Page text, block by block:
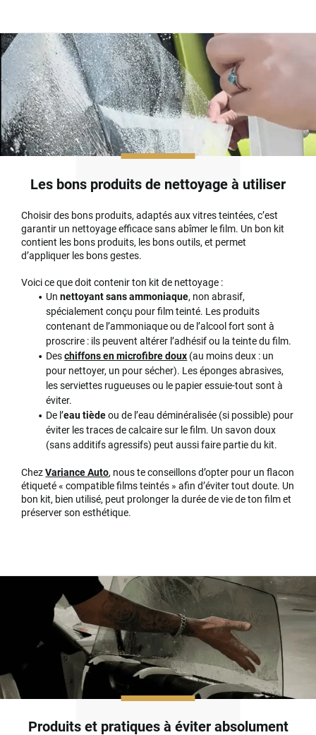
Les bons produits de nettoyage à utiliser
Choisir des bons produits, adaptés aux vitres teintées, c’est
garantir un nettoyage efficace sans abîmer le film. Un bon kit
contient les bons produits, les bons outils, et permet
d’appliquer les bons gestes.
Voici ce que doit contenir ton kit de nettoyage :
Unnettoyant sans ammoniaque, non abrasif,
spécialement conçu pour film teinté. Les produits
contenant de l’ammoniaque ou de l’alcool fort sont à
proscrire : ils peuvent altérer l’adhésif ou la teinte du film.
Deschiffons en microfibre doux (au moins deux : un
pour nettoyer, un pour sécher). Les éponges abrasives,
les serviettes rugueuses ou le papier essuie-tout sont à
éviter.
De l’eau tièdeou de l’eau déminéralisée (si possible) pour
éviter les traces de calcaire sur le film. Un savon doux
(sans additifs agressifs) peut aussi faire partie du kit.
ChezVariance Auto, nous te conseillons d’opter pour un flacon
étiqueté « compatible films teintés » afin d’éviter tout doute. Un
bon kit, bien utilisé, peut prolonger la durée de vie de ton film et
préserver son esthétique.
Produits et pratiques à éviter absolument